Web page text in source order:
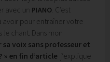
avec un PIANO. C’est
avoir pour entraîner votre
chant. Dans mon
voix sans professeur et
en fin d’article j’explique